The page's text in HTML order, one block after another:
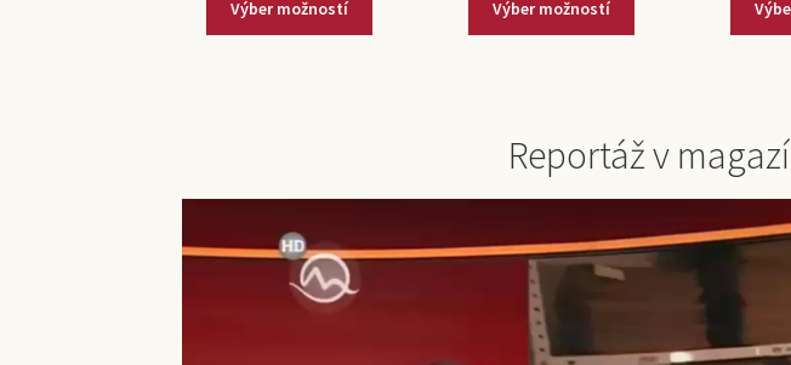
Výber možností Výber možností
Reportáž v